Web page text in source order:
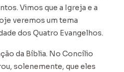
Vimos que a Igreja e a
veremos um tema
dos Quatro Evangelhos.
da Bíblia. No Concílio
solenemente, que eles